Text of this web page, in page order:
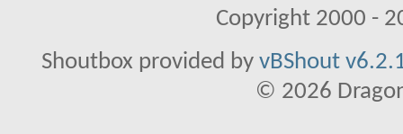
Copyright 2000 -
Shoutbox provided by vBShout
© 2026